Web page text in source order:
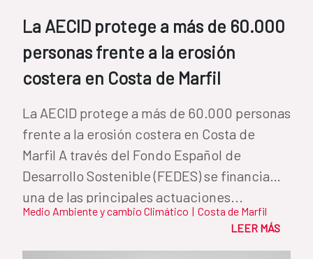
La AECID protege a más de 60.000
personas frente a la erosión
costera en Costa de Marfil
La AECID protege a más de 60.000 personas
frente a la erosión costera en Costa de
Marfil A través del Fondo Español de
Desarrollo Sostenible (FEDES) se financia
una de las principales actuaciones...
Medio Ambiente y cambio Climático | Costa de Marfil
LEER MÁS